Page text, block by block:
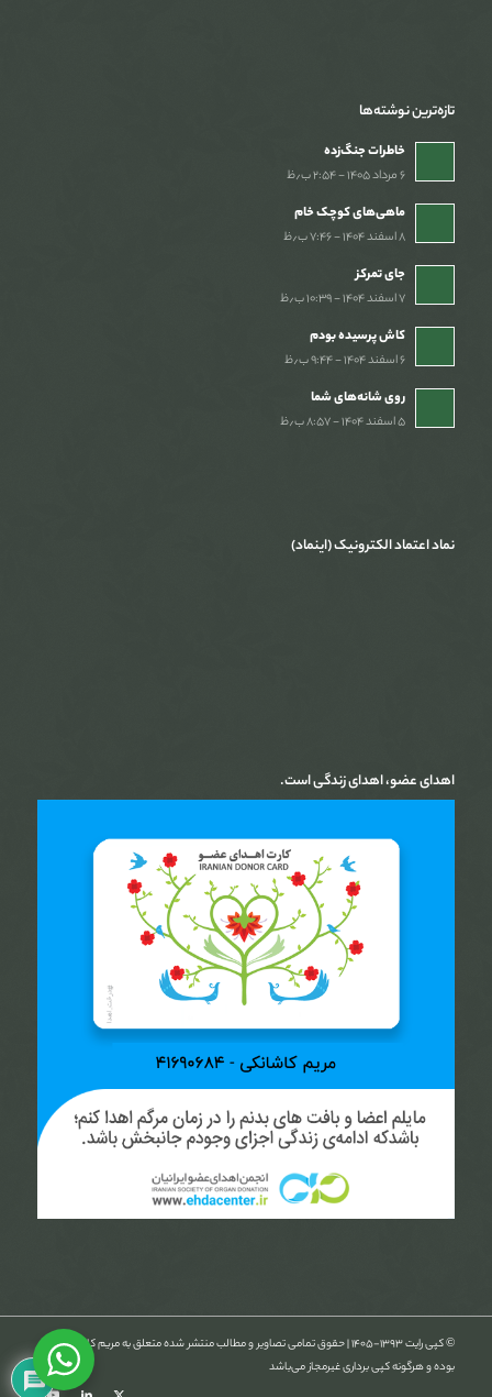
تازه‌ترین نوشته‌ها
خاطرات جنگ‌‌زده
۶ مرداد ۱۴۰۵ - ۲:۵۴ ب٫ظ
ماهی‌های کوچک خام
۸ اسفند ۱۴۰۴ - ۷:۴۶ ب٫ظ
جای تمرکز
۷ اسفند ۱۴۰۴ - ۱۰:۳۹ ب٫ظ
کاش پرسیده بودم
۶ اسفند ۱۴۰۴ - ۹:۴۴ ب٫ظ
روی شانه‌های شما
۵ اسفند ۱۴۰۴ - ۸:۵۷ ب٫ظ
نماد اعتماد الکترونیک (اینماد)
اهدای عضو، اهدای زندگی است.
© کپی رایت ۱۳۹۳-۱۴۰۵ | حقوق تمامی تصاویر و مطالب منتشر شده متعلق به مریم کاشانکی
بوده و هرگونه کپی برداری غیرمجاز می‌باشد